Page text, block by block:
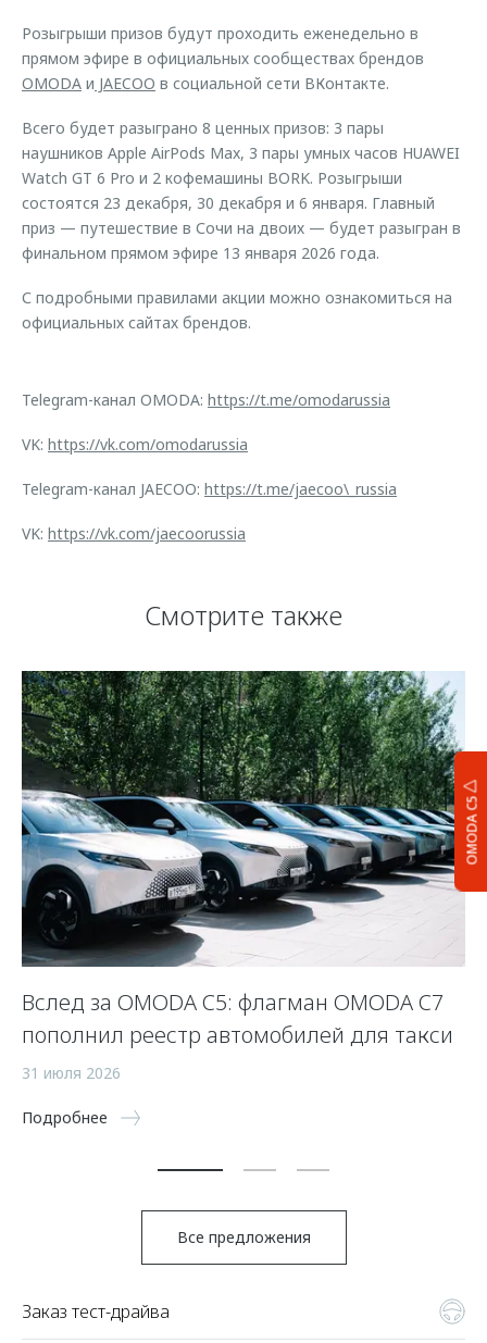
OMODA C5
Розыгрыши призов будут проходить еженедельно в
прямом эфире в официальных сообществах брендов
OMODA и JAECOO в социальной сети ВКонтакте.
Всего будет разыграно 8 ценных призов: 3 пары
наушников Apple AirPods Max, 3 пары умных часов HUAWEI
Watch GT 6 Pro и 2 кофемашины BORK. Розыгрыши
состоятся 23 декабря, 30 декабря и 6 января. Главный
приз — путешествие в Сочи на двоих — будет разыгран в
финальном прямом эфире 13 января 2026 года.
С подробными правилами акции можно ознакомиться на
официальных сайтах брендов.
Telegram-канал OMODA: https://t.me/omodarussia
VK: https://vk.com/omodarussia
Telegram-канал JAECOO: https://t.me/jaecoo\_russia
VK: https://vk.com/jaecoorussia
Смотрите также
Вслед за OMODA C5: флагман OMODA C7
пополнил реестр автомобилей для такси
31 июля 2026
Подробнее
Все предложения
Заказ тест-драйва